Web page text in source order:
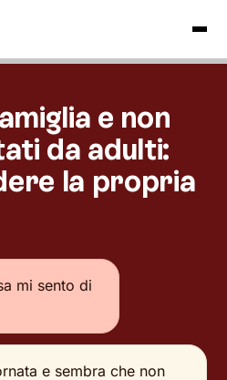
e non
da adulti:
la propria
mi sento di
e sembra che non